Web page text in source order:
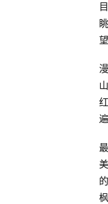
目
眺
望
漫
山
红
遍
最
美
的
枫